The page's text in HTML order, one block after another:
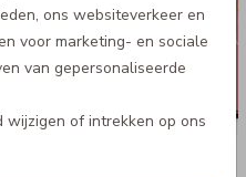
ons websiteverkeer en
voor marketing- en sociale
van gepersonaliseerde
wijzigen of intrekken op ons